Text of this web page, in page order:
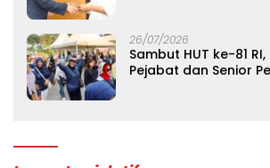
26/07/2026
Sambut HUT ke-81
Pejabat dan Senior